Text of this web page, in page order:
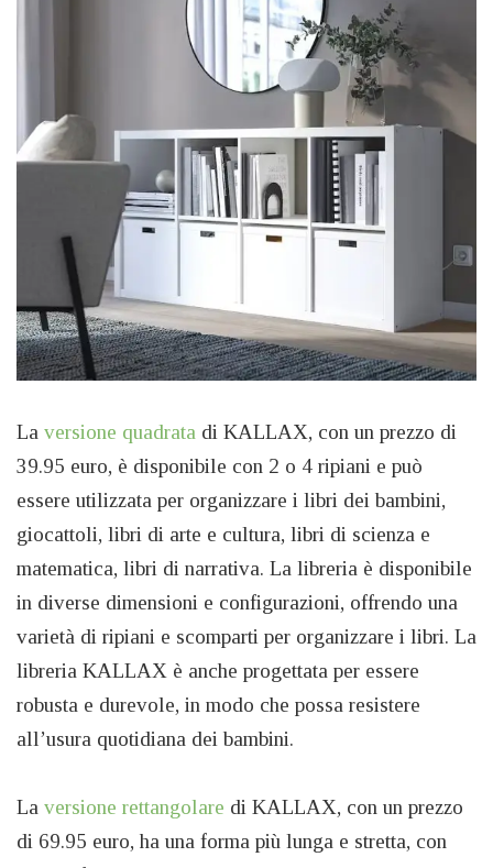
La versione quadrata di KALLAX, con un prezzo di
39.95 euro, è disponibile con 2 o 4 ripiani e può
essere utilizzata per organizzare i libri dei bambini,
giocattoli, libri di arte e cultura, libri di scienza e
matematica, libri di narrativa. La libreria è disponibile
in diverse dimensioni e configurazioni, offrendo una
varietà di ripiani e scomparti per organizzare i libri. La
libreria KALLAX è anche progettata per essere
robusta e durevole, in modo che possa resistere
all’usura quotidiana dei bambini.
La versione rettangolare di KALLAX, con un prezzo
di 69.95 euro, ha una forma più lunga e stretta, con